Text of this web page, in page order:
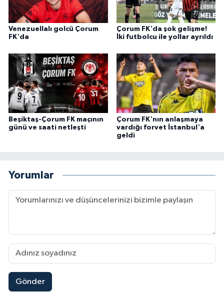
Venezuellalı golcü Çorum
FK'da
Çorum FK'da şok gelişme!
İki futbolcu ile yollar ayrıldı
Beşiktaş-Çorum FK maçının
günü ve saati netleşti
Çorum FK'nın anlaşmaya
vardığı forvet İstanbul'a
geldi
Yorumlar
Gönder